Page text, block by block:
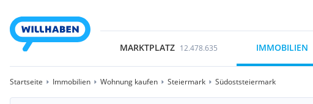
MARKTPLATZ 12.478.635 IMMOBILIEN
Startseite Immobilien Wohnung kaufen Steiermark Südoststeiermark